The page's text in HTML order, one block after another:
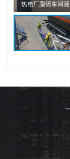
热电厂脱硫车间